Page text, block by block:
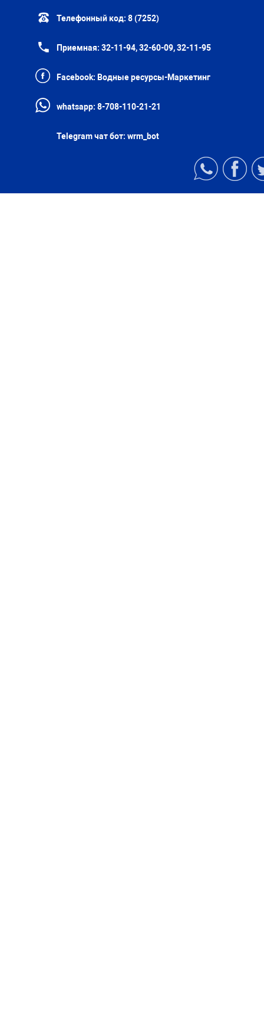
Телефонный код: 8 (7252)
Приемная: 32-11-94, 32-60-09, 32-11-95
Facebook: Водные ресурсы-Маркетинг
whatsapp: 8-708-110-21-21
Telegram чат бот: wrm_bot